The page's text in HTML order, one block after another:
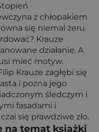
z chłopakiem
się niemal zeru.
Krauze
działanie. A
mieć motyw.
Krauze zagłębi się
i pozna jego
śledczym i
fasadami i
się prawdziwe zło.
na temat książki